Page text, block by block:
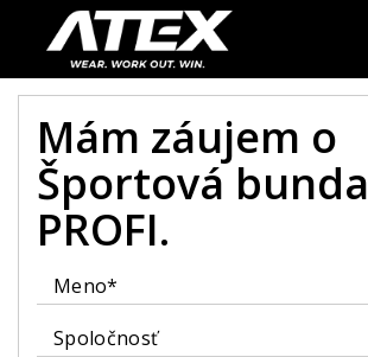
Mám záujem o
Športová bunda
PROFI.
Meno*
Spoločnosť